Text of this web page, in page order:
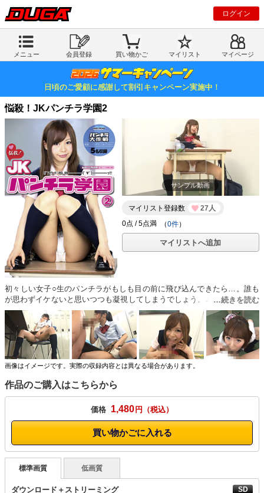
ログイン
メニュー 会員登録 買い物かご マイリスト マイページ
日頃のご愛顧に感謝して割引キャンペーン実施中！
悩殺！JKパンチラ学園2
サンプル動画
マイリスト登録数
27人
（0件）
マイリストへ追加
初々しい女子○生のパンチラがもしも目の前に飛び込んできたら…。誰も
が思わずイケないと思いつつも凝視してしまうでしょう。ムチムチのお尻
を包み込むパンティーをずっとずっと見ていたい。JKのパンティーがチラ
リ、これぞ鉄板。最高のズリネタになること間違いなしでしょう。
（MANIAプレイ）
画像はイメージです。実際の収録内容とは異なる場合があります。
作品のご購入はこちらから
価格 1,480 円
買い物かごに入れる
標準画質 低画質
ダウンロード＋ストリーミング